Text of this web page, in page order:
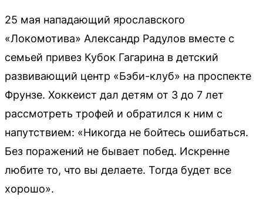
25 мая нападающий ярославского
«Локомотива» Александр Радулов вместе с
семьей привез Кубок Гагарина в детский
развивающий центр «Бэби-клуб» на проспекте
Фрунзе. Хоккеист дал детям от 3 до 7 лет
рассмотреть трофей и обратился к ним с
напутствием: «Никогда не бойтесь ошибаться.
Без поражений не бывает побед. Искренне
любите то, что вы делаете. Тогда будет все
хорошо».